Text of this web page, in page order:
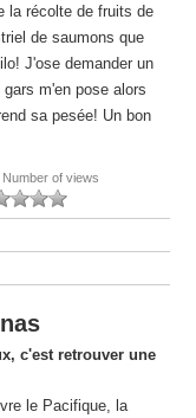
la récolte de fruits de
de saumons que
J'ose demander un
m'en pose alors
sa pesée! Un bon
Number of views
c'est retrouver une
le Pacifique, la